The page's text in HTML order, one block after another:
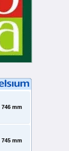
746 mm
745 mm